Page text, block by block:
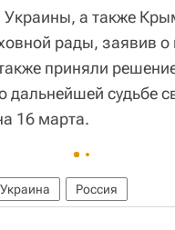
Украины, а также
рады, заявив о
приняли
дальнейшей судьбе
16 марта.
Украина Россия